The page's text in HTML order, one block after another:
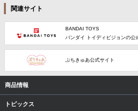
関連サイト
BANDAI TOYS
バンダイ トイディビジョンの公
ぷちきゅあ公式サイト
商品情報
トピックス